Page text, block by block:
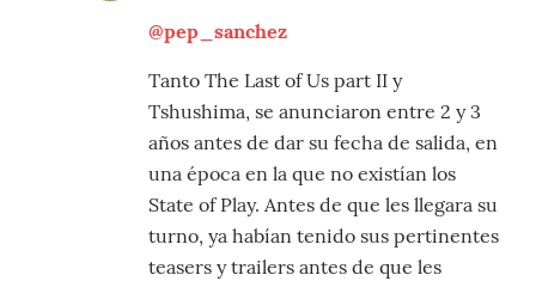
@pep_sanchez
Tanto The Last of Us part II y
Tshushima, se anunciaron entre 2 y 3
años antes de dar su fecha de salida, en
una época en la que no existían los
State of Play. Antes de que les llegara su
turno, ya habían tenido sus pertinentes
teasers y trailers antes de que les